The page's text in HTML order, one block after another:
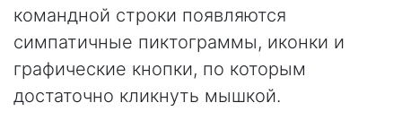
командной строки появляются
симпатичные пиктограммы, иконки и
графические кнопки, по которым
достаточно кликнуть мышкой.